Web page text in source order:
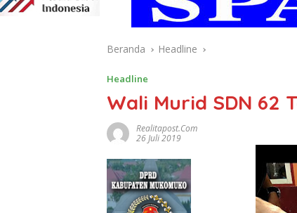
Beranda Headline
Headline
Wali Murid SDN 62
Realitapost.com
26 Juli 2019